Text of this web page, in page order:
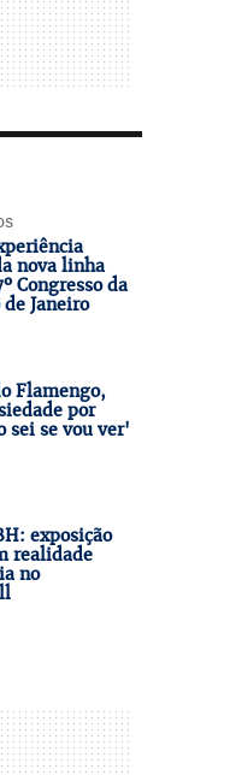
nova linha
Congresso da
Janeiro
Flamengo,
por
sei se vou ver'
exposição
realidade
no